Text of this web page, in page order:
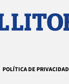
POLÍTICA DE PRIVACIDAD